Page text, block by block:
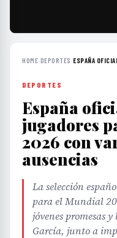
HOME›DEPORTES ›ESPAÑA
DEPORTES
España
jugadores
2026 con
ausencias
La selección
para el Mundial
jóvenes promesas
García, junto a